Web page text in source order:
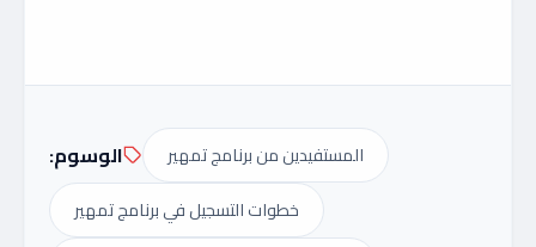
الوسوم:
المستفيدين من برنامج تمهير
خطوات التسجيل في برنامج تمهير